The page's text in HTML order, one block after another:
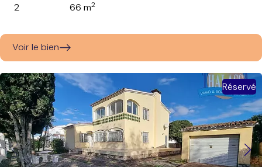
2 66 m2
Voir le bien
Réservé